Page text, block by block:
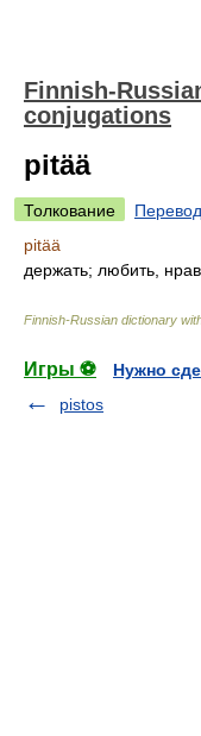
Finnish-
conjugations
pitää
Толкование
Перевод
pitää
держать; любить,
Finnish-Russian dictionary
Игры ⚽
Нужно
pistos